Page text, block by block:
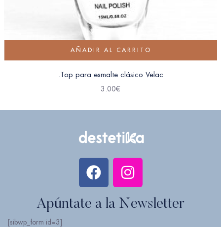
AÑADIR AL CARRITO
.Top para esmalte clásico Velac
3.00€
Apúntate a la Newsletter
[sibwp_form id=3]